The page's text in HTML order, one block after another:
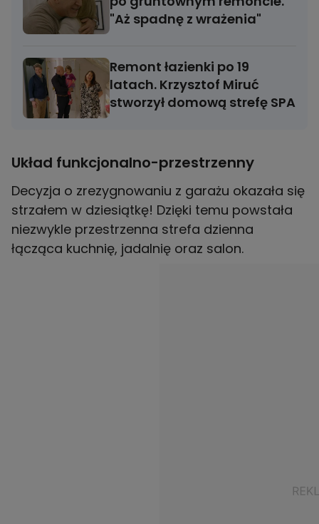
"Aż spadnę z wrażenia"
Remont łazienki po 19
latach. Krzysztof Miruć
stworzył domową strefę SPA
Układ funkcjonalno-przestrzenny
Decyzja o zrezygnowaniu z garażu okazała się
strzałem w dziesiątkę! Dzięki temu powstała
niezwykle przestrzenna strefa dzienna
łącząca kuchnię, jadalnię oraz salon.